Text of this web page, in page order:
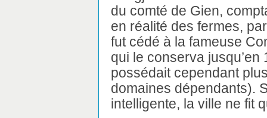
du comté de Gien,
en réalité des fermes,
fut cédé à la fameuse
qui le conserva
possédait cependant
domaines dépendants).
intelligente, la ville ne fit